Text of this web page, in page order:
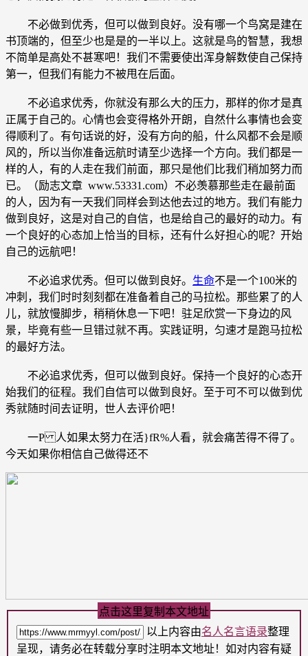
不必做到优秀，但可以做到良好。没有哪一个鸟窝是建在
书顶端的，但至少也是是的一半以上。这就是鸟的智慧，我想
不简单是高处不甚寒吧！我们不需要使出浑身解数使自己保持
第一，但我们有能力不被甩在后面。
不必追求优秀，你就没有那么大的压力，那样的你才是真
正属于自己的。心情也会变得格外开朗，自然什么事情也会变
得顺利了。有句话说的好，没有方向的船，什么风都不会是顺
风的，所以当你准备远航时请至少选择一个方向。我们都是一
样的人，有的人走在我们前面，那只是他们比我们稍加努力而
已。（励志文章 www.53331.com）不必羡慕那些走在最前面
的人，因为有一天我们同样会到达他去过的地方。我们有能力
做到良好，这是对自己的自信，也是给自己的最好的动力。有
一个良好的心态加上恰当的目标，还有什么好担心的呢？开始
自己的远航吧！
不必追求优秀。但可以做到良好。 生命不是一个100米的
冲刺，我们时时刻刻都在准备着自己的马拉松。那些累了的人
儿，就放慢脚步，稍稍休息一下吧！驻足欣赏一下身边的风
景，毕竟有些一旦错过就不再。实践证明，匀速才是跑马拉松
的最好方法。
不必追求优秀，但可以做到良好。保持一个良好的心态开
始我们的征程。我们自信可以做到良好。至于可不可以做到优
秀就随时间去证明，世人去评价吧！
一P 人如果太努力在活}fR%人看，就会痛苦得不得了。
今天如果你相信自己做得还不
点击这里复制本文地址
以上内容由名人名言语录整理
呈现，请务必在转载分享时注明本文地址！如对内容有疑